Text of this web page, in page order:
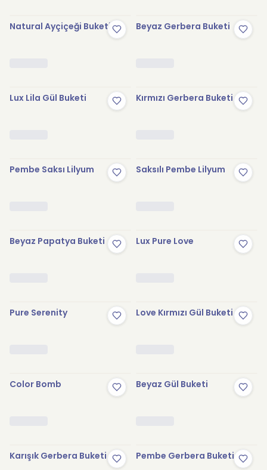
Natural Ayçiçeği Buketi Beyaz Gerbera Buketi
Lux Lila Gül Buketi Kırmızı Gerbera Buketi
Pembe Saksı Lilyum Saksılı Pembe Lilyum
Beyaz Papatya Buketi Lux Pure Love
Pure Serenity Love Kırmızı Gül Buketi
Color Bomb Beyaz Gül Buketi
Karışık Gerbera Buketi Pembe Gerbera Buketi